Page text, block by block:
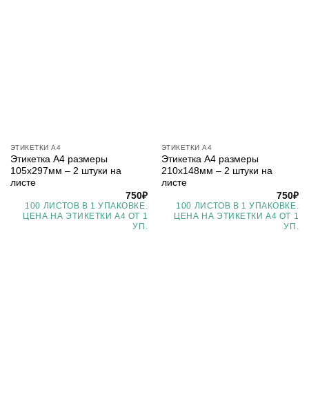
ЭТИКЕТКИ А4
Этикетка А4 размеры
105х297мм – 2 штуки на
листе
750₽
100 ЛИСТОВ В 1 УПАКОВКЕ.
ЦЕНА НА ЭТИКЕТКИ А4 ОТ 1
УП.
ЭТИКЕТКИ А4
Этикетка А4 размеры
210х148мм – 2 штуки на
листе
750₽
100 ЛИСТОВ В 1 УПАКОВКЕ.
ЦЕНА НА ЭТИКЕТКИ А4 ОТ 1
УП.